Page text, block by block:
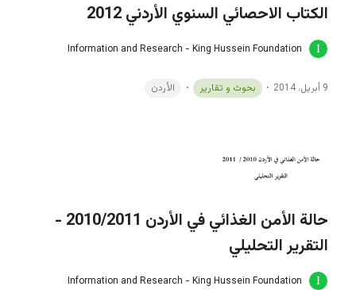
الكتاب الاحصائي السنوي الأردني 2012
Information and Research - King Hussein Foundation
9 أبريل، 2014 بحوث و تقارير الأردن
حالة الأمن الغذائي في الأردن 2010/2011 -
التقرير التحليلي
Information and Research - King Hussein Foundation